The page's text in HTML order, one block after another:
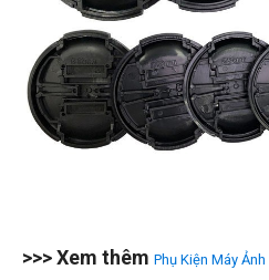
>>> Xem thêm Phụ Kiện Máy Ảnh